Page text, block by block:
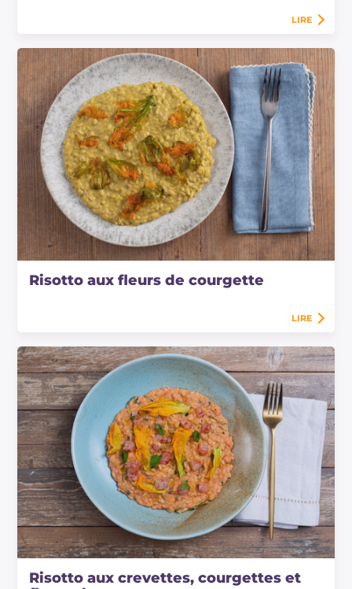
LIRE
Risotto aux fleurs de courgette
LIRE
Risotto aux crevettes, courgettes et